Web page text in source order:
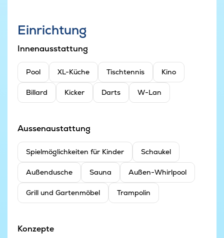
Einrichtung
Innenausstattung
Pool XL-Küche Tischtennis Kino
Billard Kicker Darts W-Lan
Aussenaustattung
Spielmöglichkeiten für Kinder Schaukel
Außendusche Sauna Außen-Whirlpool
Grill und Gartenmöbel Trampolin
Konzepte